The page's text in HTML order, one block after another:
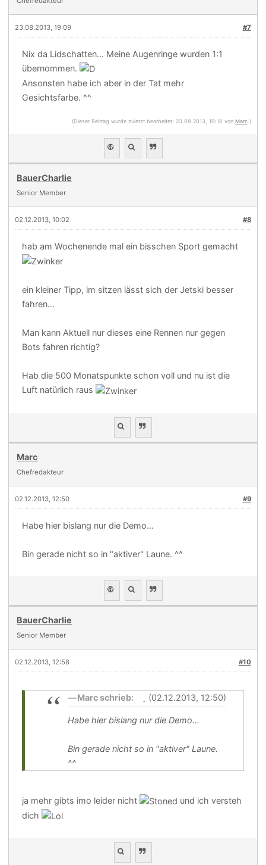
#7
23.08.2013, 19:09
Nix da Lidschatten... Meine Augenringe wurden 1:1
übernommen.
Ansonsten habe ich aber in der Tat mehr
Gesichtsfarbe. ^^
(Dieser Beitrag wurde zuletzt bearbeitet: 23.08.2013, 19:10 von Marc.)
BauerCharlie
Senior Member
#8
02.12.2013, 10:02
hab am Wochenende mal ein bisschen Sport gemacht
ein kleiner Tipp, im sitzen lässt sich der Jetski besser
fahren...
Man kann Aktuell nur dieses eine Rennen nur gegen
Bots fahren richtig?
Hab die 500 Monatspunkte schon voll und nu ist die
Luft natürlich raus
Marc
Chefredakteur
#9
02.12.2013, 12:50
Habe hier bislang nur die Demo...
Bin gerade nicht so in "aktiver" Laune. ^^
BauerCharlie
Senior Member
#10
02.12.2013, 12:58
(02.12.2013, 12:50)
Marc schrieb:
Habe hier bislang nur die Demo...
Bin gerade nicht so in "aktiver" Laune.
^^
ja mehr gibts imo leider nicht
und ich versteh
dich